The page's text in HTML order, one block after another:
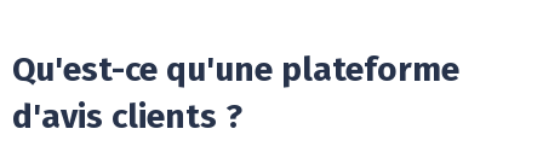
Qu'est-ce qu'une plateforme
d'avis clients ?